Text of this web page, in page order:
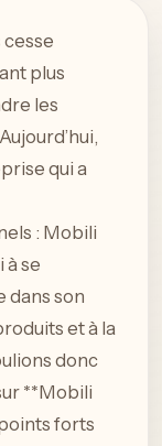
plus
les
qui a
: Mobili
à se
dans son
et à la
donc
**Mobili
forts